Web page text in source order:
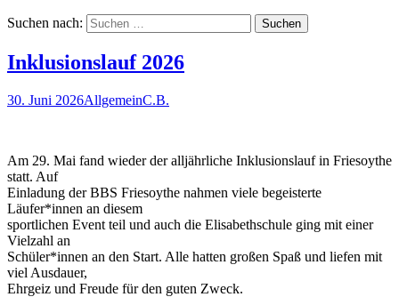
Suchen nach:
Inklusionslauf 2026
30. Juni 2026AllgemeinC.B.
Am 29. Mai fand wieder der alljährliche Inklusionslauf in Friesoythe
statt. Auf
Einladung der BBS Friesoythe nahmen viele begeisterte
Läufer*innen an diesem
sportlichen Event teil und auch die Elisabethschule ging mit einer
Vielzahl an
Schüler*innen an den Start. Alle hatten großen Spaß und liefen mit
viel Ausdauer,
Ehrgeiz und Freude für den guten Zweck.